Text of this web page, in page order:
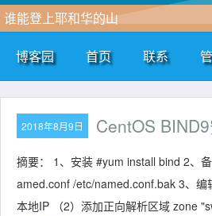
谁能登上耶和华的山
博客园 首页 联系
2018年8月9日 CentOS
摘要： 1、安装 #yum install bind 2、
amed.conf /etc/named.conf.bak 3、编
本地IP （2）添加正向解析区域 zone